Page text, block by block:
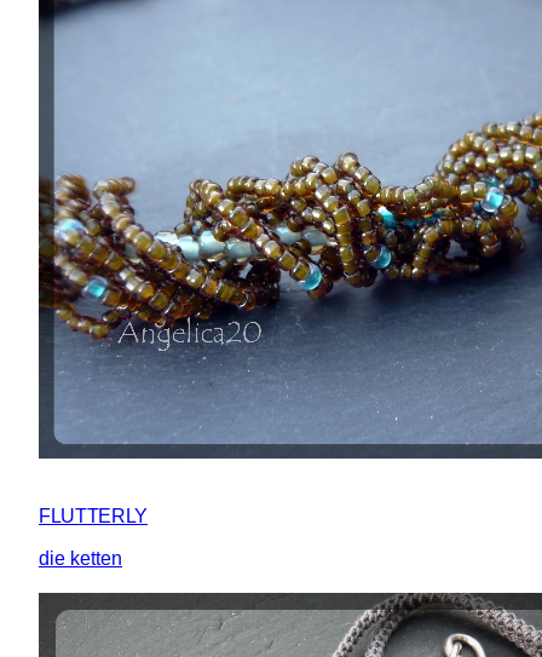
FLUTTERLY
die ketten